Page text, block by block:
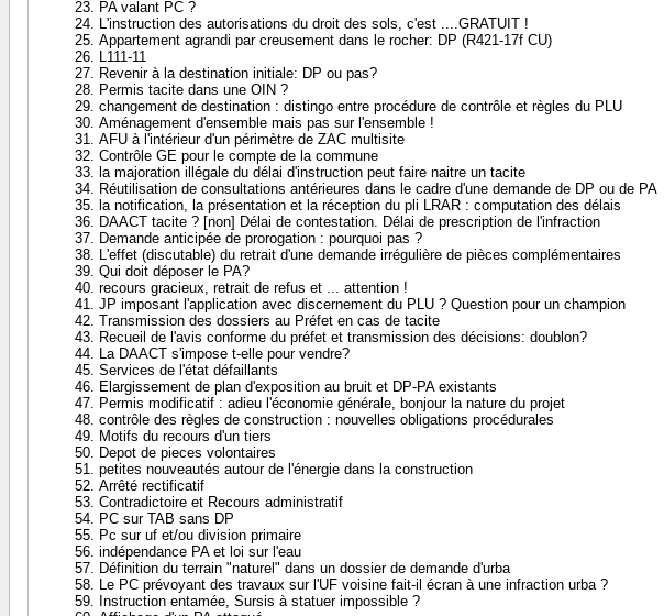
PA valant PC ?
L'instruction des autorisations du droit des sols, c'est ....GRATUIT !
Appartement agrandi par creusement dans le rocher: DP (R421-17f CU)
L111-11
Revenir à la destination initiale: DP ou pas?
Permis tacite dans une OIN ?
changement de destination : distingo entre procédure de contrôle et règles du PLU
Aménagement d'ensemble mais pas sur l'ensemble !
AFU à l'intérieur d'un périmètre de ZAC multisite
Contrôle GE pour le compte de la commune
la majoration illégale du délai d'instruction peut faire naitre un tacite
Réutilisation de consultations antérieures dans le cadre d'une demande de DP ou de PA
la notification, la présentation et la réception du pli LRAR : computation des délais
DAACT tacite ? [non] Délai de contestation. Délai de prescription de l'infraction
Demande anticipée de prorogation : pourquoi pas ?
L'effet (discutable) du retrait d'une demande irrégulière de pièces complémentaires
Qui doit déposer le PA?
recours gracieux, retrait de refus et ... attention !
JP imposant l'application avec discernement du PLU ? Question pour un champion
Transmission des dossiers au Préfet en cas de tacite
Recueil de l'avis conforme du préfet et transmission des décisions: doublon?
La DAACT s'impose t-elle pour vendre?
Services de l'état défaillants
Elargissement de plan d'exposition au bruit et DP-PA existants
Permis modificatif : adieu l'économie générale, bonjour la nature du projet
contrôle des règles de construction : nouvelles obligations procédurales
Motifs du recours d'un tiers
Depot de pieces volontaires
petites nouveautés autour de l'énergie dans la construction
Arrêté rectificatif
Contradictoire et Recours administratif
PC sur TAB sans DP
Pc sur uf et/ou division primaire
indépendance PA et loi sur l'eau
Définition du terrain "naturel" dans un dossier de demande d'urba
Le PC prévoyant des travaux sur l'UF voisine fait-il écran à une infraction urba ?
Instruction entamée, Sursis à statuer impossible ?